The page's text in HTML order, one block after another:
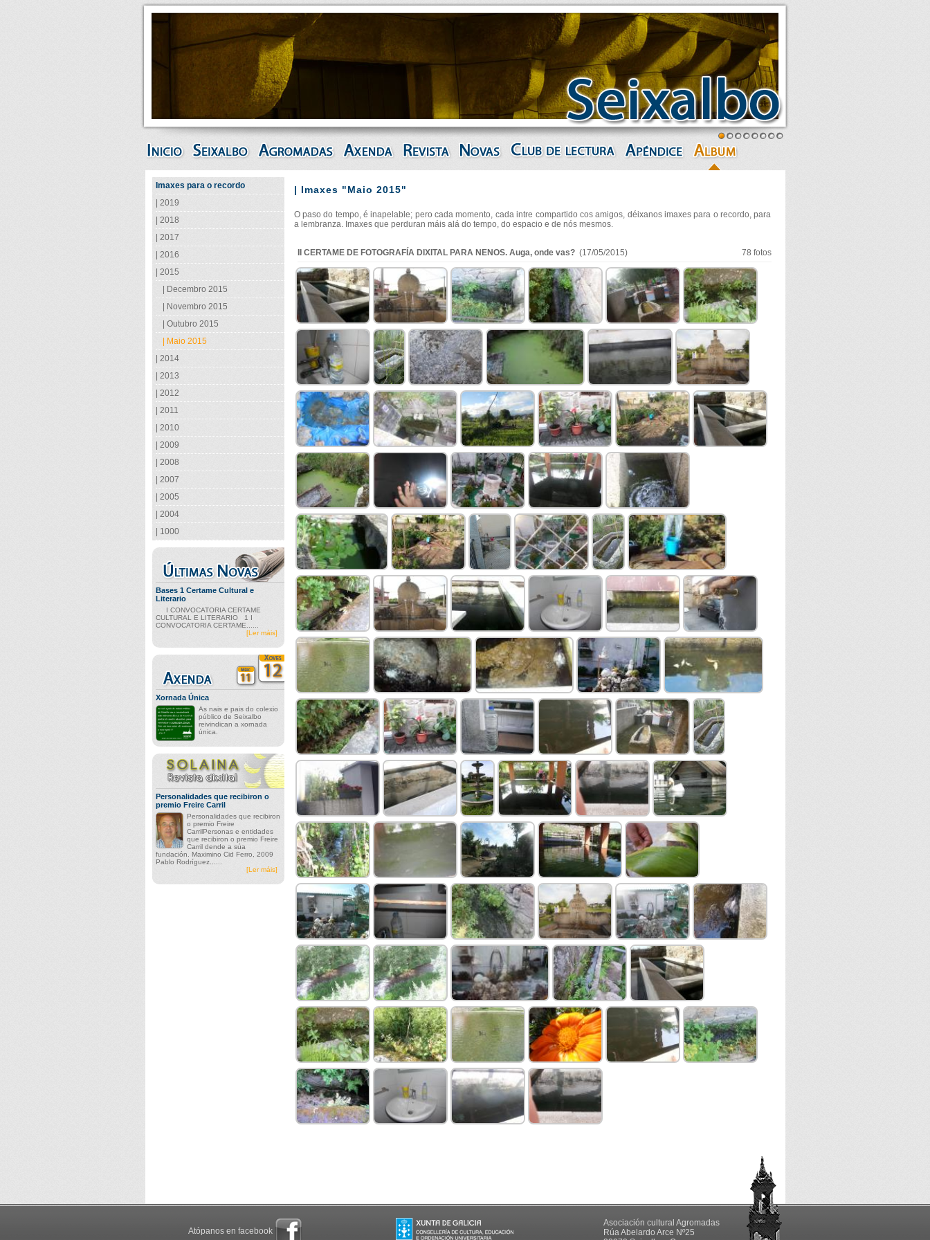
Imaxes para o recordo
| 2019
| 2018
| 2017
| 2016
| 2015
| Decembro 2015
| Novembro 2015
| Outubro 2015
| Maio 2015
| 2014
| 2013
| 2012
| 2011
| 2010
| 2009
| 2008
| 2007
| 2005
| 2004
| 1000
Bases 1 Certame Cultural e
Literario
I CONVOCATORIA CERTAME
CULTURAL E LITERARIO 1 I
CONVOCATORIA CERTAME......
[Ler máis]
Xornada Única
As nais e pais do colexio
público de Seixalbo
reivindican a xornada
única.
Personalidades que recibiron o
premio Freire Carril
Personalidades que recibiron
o premio Freire
CarrilPersonas e entidades
que recibiron o premio Freire
Carril dende a súa
fundación. Maximino Cid Ferro, 2009
Pablo Rodríguez......
[Ler máis]
| Imaxes "Maio 2015"
O paso do tempo, é inapelable; pero cada momento, cada intre compartido cos amigos, déixanos imaxes para o recordo, para
a lembranza. Imaxes que perduran máis alá do tempo, do espacio e de nós mesmos.
II CERTAME DE FOTOGRAFÍA DIXITAL PARA NENOS. Auga, onde vas?(17/05/2015) 78 fotos
Atópanos en facebook
Asociación cultural Agromadas
Rúa Abelardo Arce Nº25